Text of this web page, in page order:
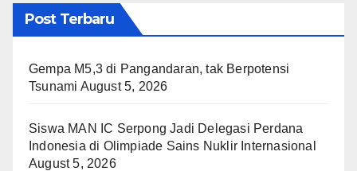
Post Terbaru
Gempa M5,3 di Pangandaran, tak Berpotensi
Tsunami August 5, 2026
Siswa MAN IC Serpong Jadi Delegasi Perdana
Indonesia di Olimpiade Sains Nuklir Internasional
August 5, 2026